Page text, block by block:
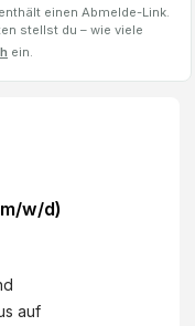
einen Abmelde-Link.
stellst du – wie viele
ein.
w/d)
auf